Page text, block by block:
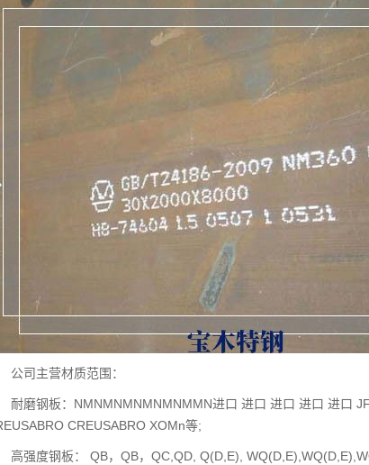
司主营材质范围：
磨钢板：NMNMNMNMNMNMMN进口 进口 进口 进口 进口
CREUSABRO XOMn等;
强度钢板： QB，QB，QC,QD, Q(D,E),